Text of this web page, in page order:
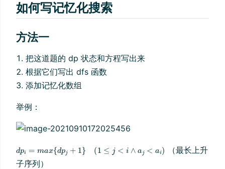
如何写记忆化搜索
方法一
把这道题的 dp 状态和方程写出来
根据它们写出 dfs 函数
添加记忆化数组
举例：
（最长上升
子序列）